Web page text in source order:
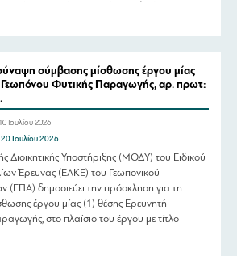
διδασκαλίας μαθημάτων Αγγλικών του
Διαχείρισης Φυσικού Περιβάλλοντος της
Φυτών […]
σύμβασης μίσθωσης έργου μίας
Γεωπόνου Φυτικής Παραγωγής, αρ. πρωτ:
10 Ιουλίου 2026
20 Ιουλίου 2026
Διοικητικής Υποστήριξης (ΜΟΔΥ) του Ειδικού
Έρευνας (ΕΛΚΕ) του Γεωπονικού
(ΓΠΑ) δημοσιεύει την πρόσκληση για τη
έργου μίας (1) θέσης Ερευνητή
στο πλαίσιο του έργου με τίτλο
Agriculture – EONANOBIOPS» με Κωδικό